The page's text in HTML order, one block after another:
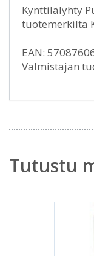
Kynttilälyhty
tuotemerkiltä
EAN:
Valmistajan
Tutustu